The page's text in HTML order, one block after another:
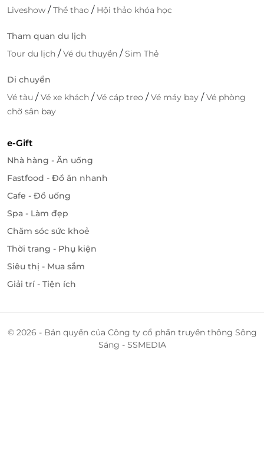
Liveshow /Thể thao / Hội thảo khóa học
Tham quan du lịch
Tour du lịch /Vé du thuyền /Sim Thẻ
Di chuyển
Vé tàu /Vé xe khách /Vé cáp treo /Vé máy bay /Vé phòng
chờ sân bay
e-Gift
Nhà hàng - Ăn uống
Fastfood - Đồ ăn nhanh
Cafe - Đồ uống
Spa - Làm đẹp
Chăm sóc sức khoẻ
Thời trang - Phụ kiện
Siêu thị - Mua sắm
Giải trí - Tiện ích
© 2026 - Bản quyền của Công ty cổ phần truyền thông Sông
Sáng - SSMEDIA